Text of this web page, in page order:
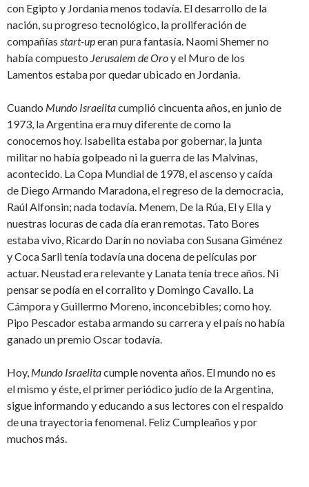
con Egipto y Jordania menos todavía. El desarrollo de la
nación, su progreso tecnológico, la proliferación de
compañías start-uperan pura fantasía. Naomi Shemer no
había compuesto Jerusalem de Oroy el Muro de los
Lamentos estaba por quedar ubicado en Jordania.
Cuando Mundo Israelitacumplió cincuenta años, en junio de
1973, la Argentina era muy diferente de como la
conocemos hoy. Isabelita estaba por gobernar, la junta
militar no había golpeado ni la guerra de las Malvinas,
acontecido. La Copa Mundial de 1978, el ascenso y caída
de Diego Armando Maradona, el regreso de la democracia,
Raúl Alfonsin; nada todavía. Menem, De la Rúa, El y Ella y
nuestras locuras de cada día eran remotas. Tato Bores
estaba vivo, Ricardo Darín no noviaba con Susana Giménez
y Coca Sarli tenía todavía una docena de películas por
actuar. Neustad era relevante y Lanata tenía trece años. Ni
pensar se podía en el corralito y Domingo Cavallo. La
Cámpora y Guillermo Moreno, inconcebibles; como hoy.
Pipo Pescador estaba armando su carrera y el país no había
ganado un premio Oscar todavía.
Hoy, Mundo Israelitacumple noventa años. El mundo no es
el mismo y éste, el primer periódico judío de la Argentina,
sigue informando y educando a sus lectores con el respaldo
de una trayectoria fenomenal. Feliz Cumpleaños y por
muchos más.